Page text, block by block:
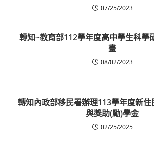
07/25/2023
轉知~教育部112學年度高中學生科學
畫
08/02/2023
轉知內政部移民署辦理113學年度新
與獎助(勵)學金
02/25/2025